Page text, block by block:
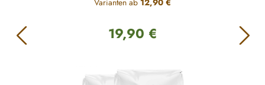
Varianten ab 12,90 €
Regulärer Preis:
19,90 €